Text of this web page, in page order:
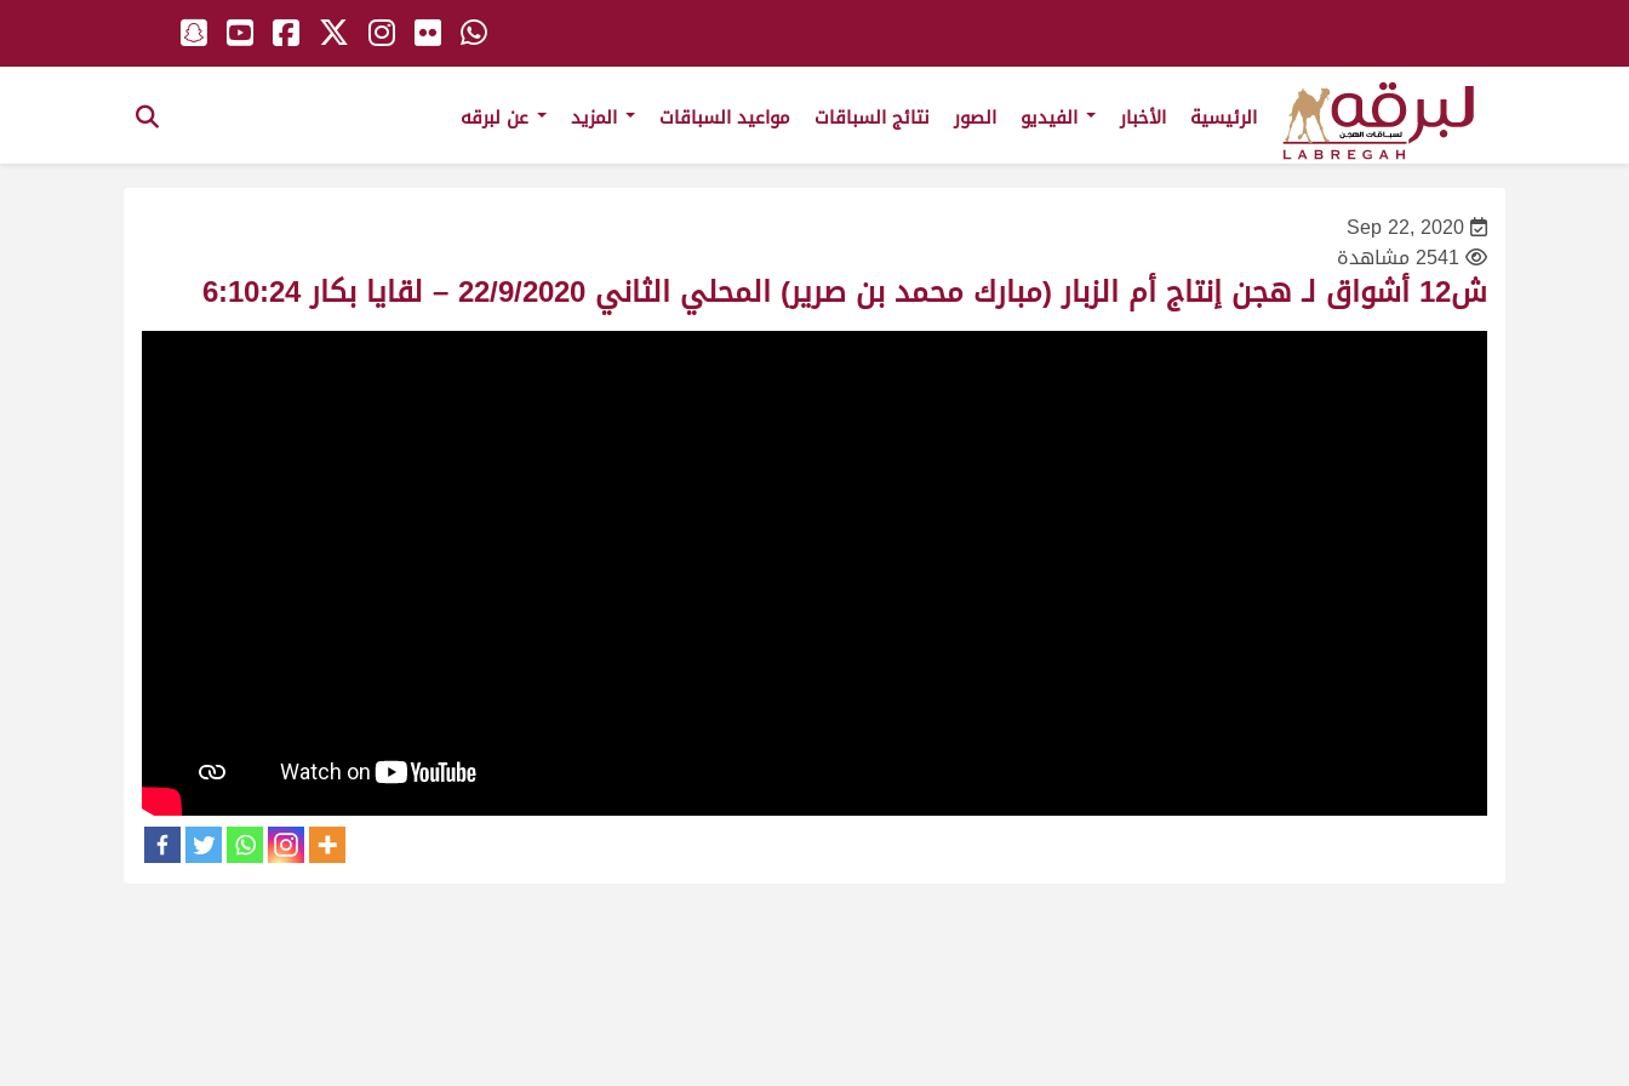
الرئيسية الأخبار الصور نتائج السباقات مواعيد السباقات
Sep 22, 2020
2541 مشاهدة
ش12 أشواق لـ هجن إنتاج أم الزبار (مبارك محمد بن صرير) المحلي الثاني 22/9/2020 – لقايا بكار 6:10:24